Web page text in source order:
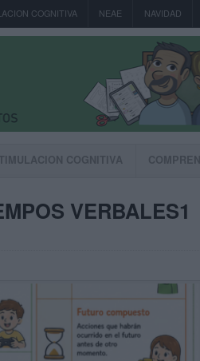
COGNITIVA NEAE NAVIDAD
COGNITIVA
VERBALES1